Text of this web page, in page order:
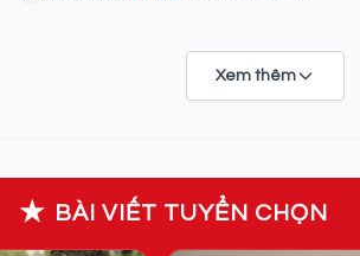
Xem thêm
★ BÀI VIẾT TUYỂN CHỌN